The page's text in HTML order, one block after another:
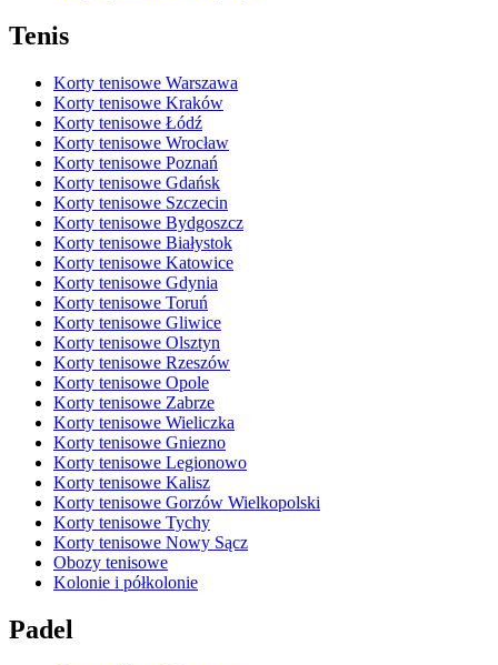
Tenis
Korty tenisowe Warszawa
Korty tenisowe Kraków
Korty tenisowe Łódź
Korty tenisowe Wrocław
Korty tenisowe Poznań
Korty tenisowe Gdańsk
Korty tenisowe Szczecin
Korty tenisowe Bydgoszcz
Korty tenisowe Białystok
Korty tenisowe Katowice
Korty tenisowe Gdynia
Korty tenisowe Toruń
Korty tenisowe Gliwice
Korty tenisowe Olsztyn
Korty tenisowe Rzeszów
Korty tenisowe Opole
Korty tenisowe Zabrze
Korty tenisowe Wieliczka
Korty tenisowe Gniezno
Korty tenisowe Legionowo
Korty tenisowe Kalisz
Korty tenisowe Gorzów Wielkopolski
Korty tenisowe Tychy
Korty tenisowe Nowy Sącz
Obozy tenisowe
Kolonie i półkolonie
Padel